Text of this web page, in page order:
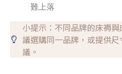
難上落
小提示：不同品牌的床褥
議選購同一品牌，或提供
議。